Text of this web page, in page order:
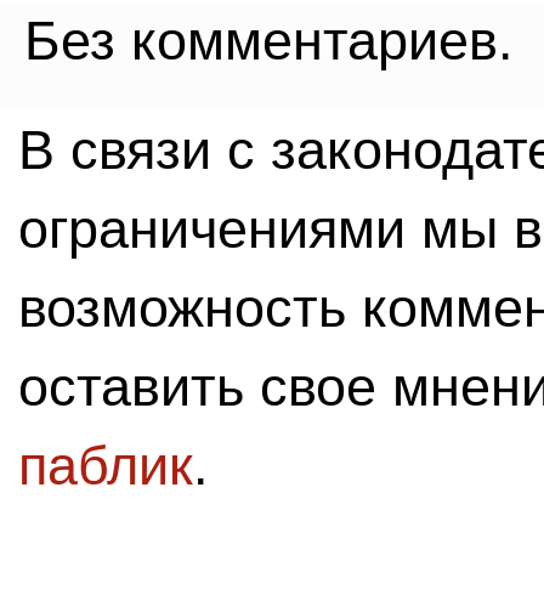
Без комментариев.
В связи с
ограничениями мы
возможность
оставить свое
паблик.